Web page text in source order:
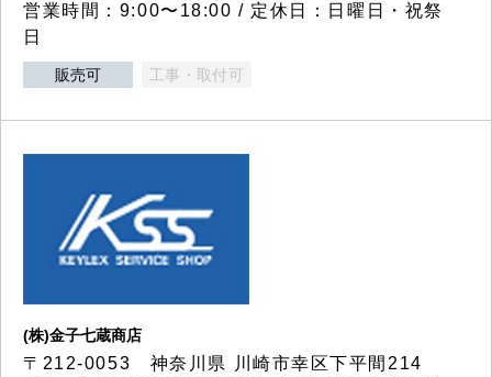
営業時間：9:00〜18:00 / 定休日：日曜日・祝祭
日
販売可 工事・取付可
(株)金子七蔵商店
〒212-0053 神奈川県 川崎市幸区下平間214